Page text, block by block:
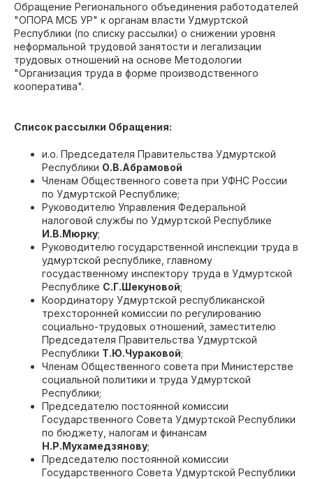
Обращение Регионального объединения работодателей
"ОПОРА МСБ УР" к органам власти Удмуртской
Республики (по списку рассылки) о снижении уровня
неформальной трудовой занятости и легализации
трудовых отношений на основе Методологии
"Организация труда в форме производственного
кооператива".
Список рассылки Обращения:
и.о. Председателя Правительства Удмуртской
Республики О.В.Абрамовой
Членам Общественного совета при УФНС России
по Удмуртской Республике;
Руководителю Управления Федеральной
налоговой службы по Удмуртской Республике
И.В.Мюрку;
Руководителю государственной инспекции труда в
удмуртской республике, главному
госудаственному инспектору труда в Удмуртской
Республике С.Г.Шекуновой;
Координатору Удмуртской республиканской
трехсторонней комиссии по регулированию
социально-трудовых отношений, заместителю
Председателя Правительства Удмуртской
Республики Т.Ю.Чураковой;
Членам Общественного совета при Министерстве
социальной политики и труда Удмуртской
Республики;
Председателю постоянной комиссии
Государственного Совета Удмуртской Республики
по бюджету, налогам и финансам
Н.Р.Мухамедзянову;
Председателю постоянной комиссии
Государственного Совета Удмуртской Республики